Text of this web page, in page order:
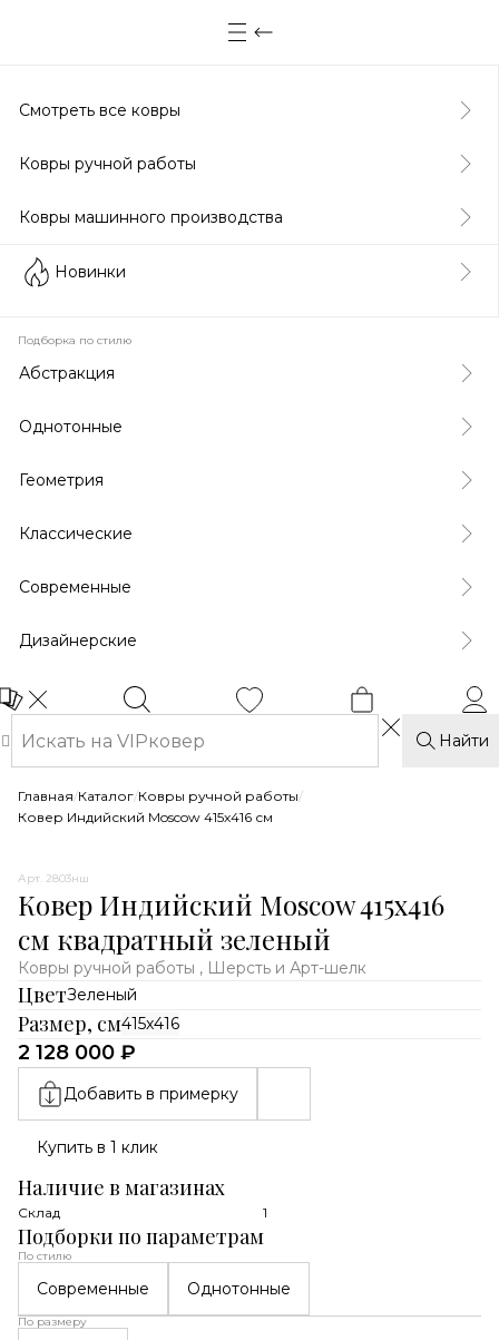
Смотреть все ковры
Ковры ручной работы
Ковры машинного производства
Новинки
Подборка по стилю
Абстракция
Однотонные
Геометрия
Классические
Современные
Дизайнерские
Найти
Главная/Каталог/Ковры ручной работы/
Ковер Индийский Moscow 415x416 см
Арт. 2803нш
Ковер Индийский Moscow 415x416
см квадратный зеленый
Ковры ручной работы , Шерсть и Арт-шелк
ЦветЗеленый
Размер, см415x416
2 128 000 ₽
Добавить в примерку
Купить в 1 клик
Наличие в магазинах
Склад 1
Подборки по параметрам
По стилю
Современные Однотонные
По размеру